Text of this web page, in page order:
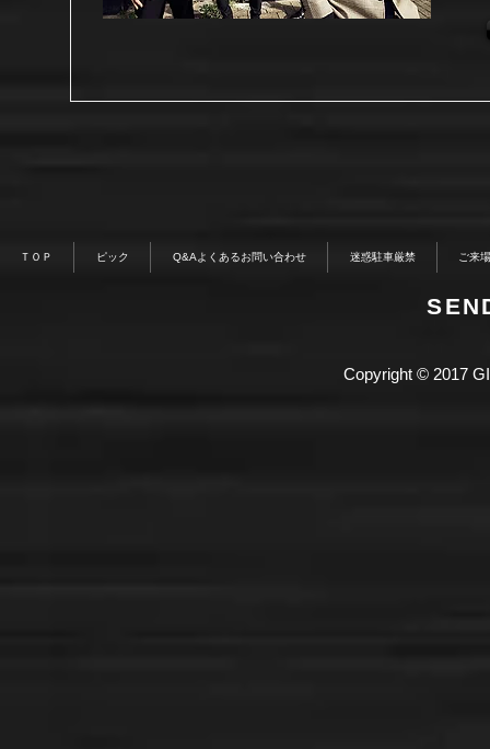
ＴＯＰ ピック Q&Aよくあるお問い合わせ 迷惑駐車厳禁 ご来
Copyright © 2017